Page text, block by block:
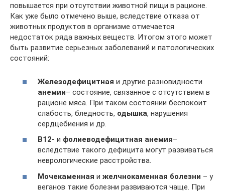
повышается при отсутствии животной пищи в рационе.
Как уже было отмечено выше, вследствие отказа от
животных продуктов в организме отмечается
недостаток ряда важных веществ. Итогом этого может
быть развитие серьезных заболеваний и патологических
состояний:
Железодефицитная и другие разновидности
анемии– состояние, связанное с отсутствием в
рационе мяса. При таком состоянии беспокоит
слабость, бледность, одышка, нарушения
сердцебиения и др.
В12- и фолиеводефицитная анемия–
вследствие такого дефицита могут развиваться
неврологические расстройства.
Мочекаменная и желчнокаменная болезни – у
веганов такие болезни развиваются чаще. При